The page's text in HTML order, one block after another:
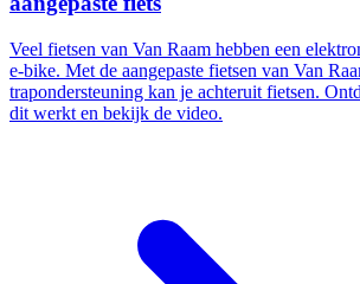
Veel fietsen van Van Raam hebben een
e-bike. Met de aangepaste fietsen van Van
trapondersteuning kan je achteruit fietsen.
dit werkt en bekijk de video.